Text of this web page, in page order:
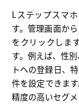
Lステップスマ
す。管理画面か
をクリックしま
す。例えば、性
トへの登録日、
件を設定できま
精度の高いセグ